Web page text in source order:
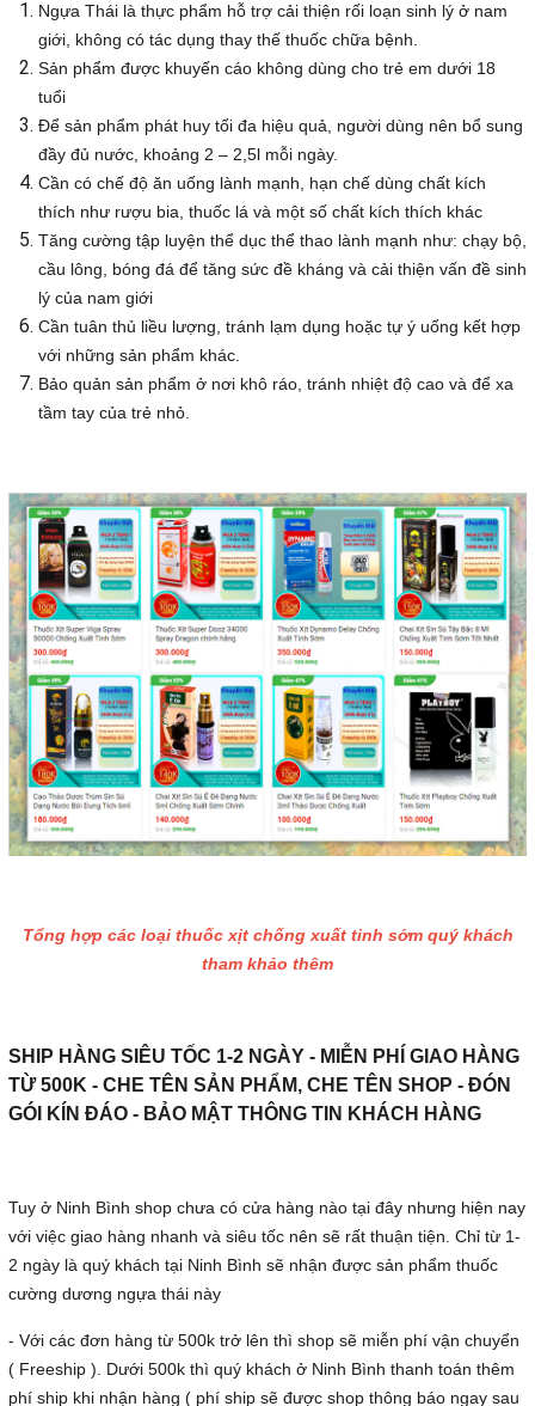
Ngựa Thái là thực phẩm hỗ trợ cải thiện rối loạn sinh lý ở nam
giới, không có tác dụng thay thế thuốc chữa bệnh.
Sản phẩm được khuyến cáo không dùng cho trẻ em dưới 18
tuổi
Để sản phẩm phát huy tối đa hiệu quả, người dùng nên bổ sung
đầy đủ nước, khoảng 2 – 2,5l mỗi ngày.
Cần có chế độ ăn uống lành mạnh, hạn chế dùng chất kích
thích như rượu bia, thuốc lá và một số chất kích thích khác
Tăng cường tập luyện thể dục thể thao lành mạnh như: chạy bộ,
cầu lông, bóng đá để tăng sức đề kháng và cải thiện vấn đề sinh
lý của nam giới
Cần tuân thủ liều lượng, tránh lạm dụng hoặc tự ý uống kết hợp
với những sản phẩm khác.
Bảo quản sản phẩm ở nơi khô ráo, tránh nhiệt độ cao và để xa
tầm tay của trẻ nhỏ.
Tổng hợp các loại thuốc xịt chống xuất tinh sớm quý khách
tham khảo thêm
SHIP HÀNG SIÊU TỐC 1-2 NGÀY - MIỄN PHÍ GIAO HÀNG
TỪ 500K - CHE TÊN SẢN PHẨM, CHE TÊN SHOP - ĐÓN
GÓI KÍN ĐÁO - BẢO MẬT THÔNG TIN KHÁCH HÀNG
Tuy ở Ninh Bình shop chưa có cửa hàng nào tại đây nhưng hiện nay
với việc giao hàng nhanh và siêu tốc nên sẽ rất thuận tiện. Chỉ từ 1-
2 ngày là quý khách tại Ninh Bình sẽ nhận được sản phẩm thuốc
cường dương ngựa thái này
- Với các đơn hàng từ 500k trở lên thì shop sẽ miễn phí vận chuyển
( Freeship ). Dưới 500k thì quý khách ở Ninh Bình thanh toán thêm
phí ship khi nhận hàng ( phí ship sẽ được shop thông báo ngay sau